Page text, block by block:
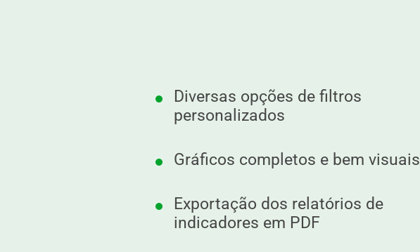
Diversas opções de filtros
personalizados
Gráficos completos e bem visuais
Exportação dos relatórios de
indicadores em PDF